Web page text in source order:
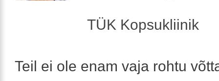
TÜK Kopsukliinik
Teil ei ole enam vaja rohtu